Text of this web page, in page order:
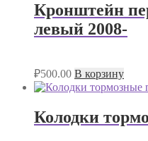
Кронштейн
левый 2008-
₽500.00 В корзину
Колодки